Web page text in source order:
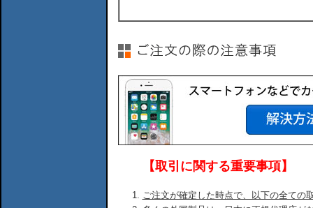
【取引に関する重要事項】
ご注文が確定した時点で、以下の全ての